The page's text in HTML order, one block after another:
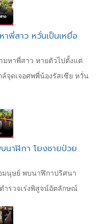
พี่สาว หวั่นเป็นเหยื่อ
หาพี่สาว หายตัวไปตั้งแต่
จุดเจอศพพี่น้องรัสเซีย หวั่น
นาฬิกา โยงชายป่วย
นุษย์ พบนาฬิกาปริศนา
ำรวจเร่งพิสูจน์อัตลักษณ์